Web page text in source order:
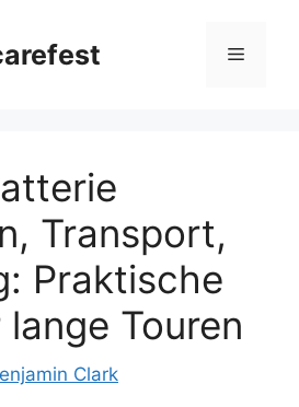
Menu
Transport,
Praktische
Touren
Clark